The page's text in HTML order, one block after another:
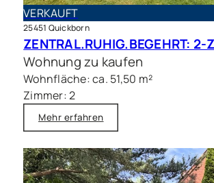
VERKAUFT
25451 Quickborn
Wohnung zu kaufen
Wohnfläche: ca. 51,50 m²
Zimmer: 2
Mehr erfahren